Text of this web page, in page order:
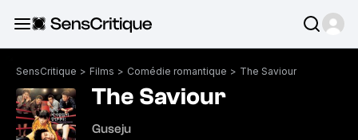
SensCritique > Films > Comédie romantique > The Saviour
The Saviour
Guseju